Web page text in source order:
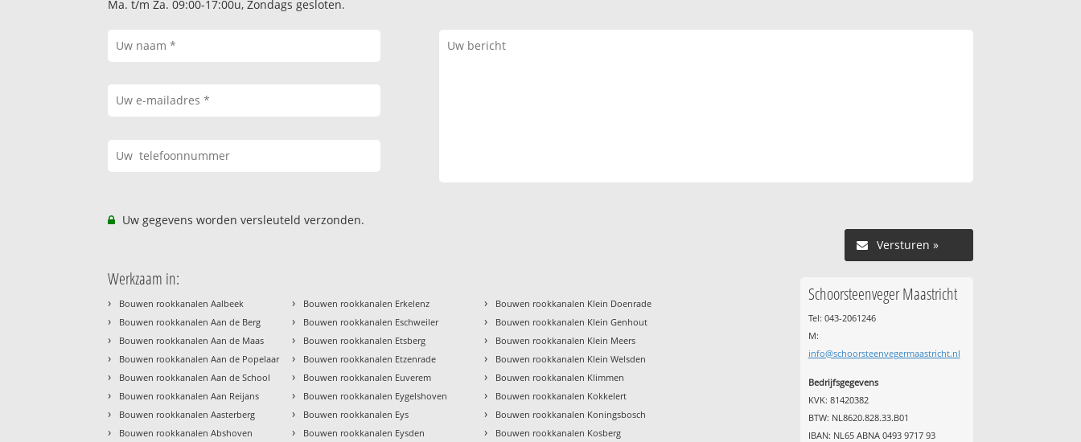
Ma. t/m Za. 09:00-17:00u, Zondags gesloten.
Uw gegevens worden versleuteld verzonden.
Versturen »
Werkzaam in:
› Bouwen rookkanalen Aalbeek
› Bouwen rookkanalen Aan de Berg
› Bouwen rookkanalen Aan de Maas
› Bouwen rookkanalen Aan de Popelaar
› Bouwen rookkanalen Aan de School
› Bouwen rookkanalen Aan Reijans
› Bouwen rookkanalen Aasterberg
› Bouwen rookkanalen Abshoven
› Bouwen rookkanalen Erkelenz
› Bouwen rookkanalen Eschweiler
› Bouwen rookkanalen Etsberg
› Bouwen rookkanalen Etzenrade
› Bouwen rookkanalen Euverem
› Bouwen rookkanalen Eygelshoven
› Bouwen rookkanalen Eys
› Bouwen rookkanalen Eysden
› Bouwen rookkanalen Klein Doenrade
› Bouwen rookkanalen Klein Genhout
› Bouwen rookkanalen Klein Meers
› Bouwen rookkanalen Klein Welsden
› Bouwen rookkanalen Klimmen
› Bouwen rookkanalen Kokkelert
› Bouwen rookkanalen Koningsbosch
› Bouwen rookkanalen Kosberg
Schoorsteenveger Maastricht
Tel: 043-2061246
M:
info@schoorsteenvegermaastricht.nl
Bedrijfsgegevens
KVK: 81420382
BTW: NL8620.828.33.B01
IBAN: NL65 ABNA 0493 9717 93